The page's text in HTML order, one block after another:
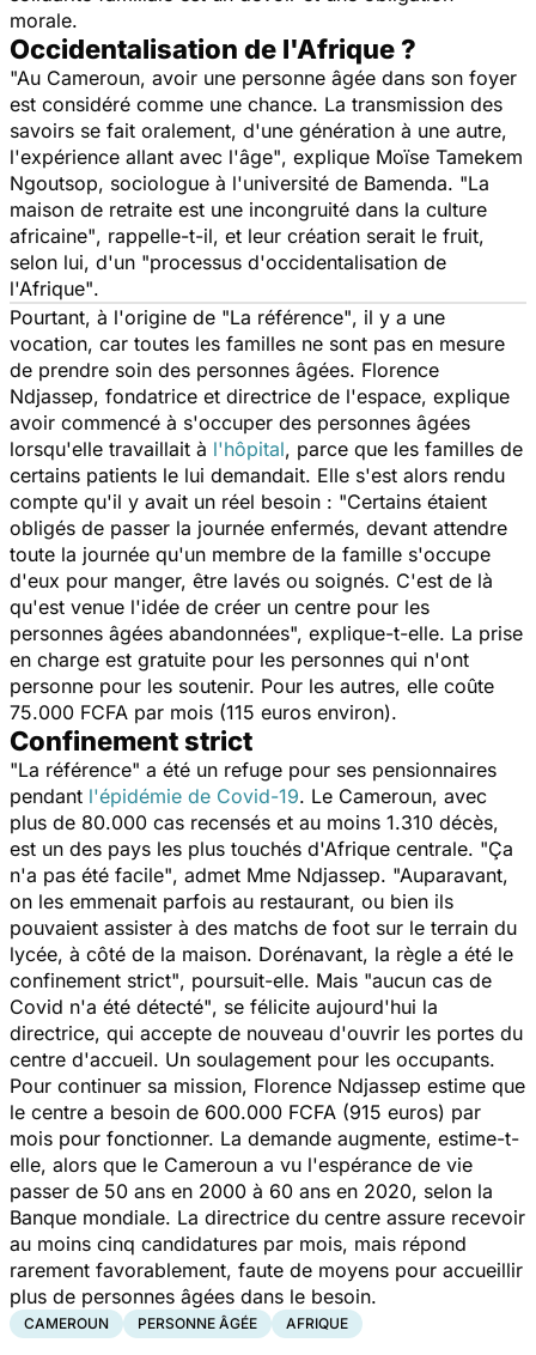
morale.
Occidentalisation de l'Afrique ?
"Au Cameroun, avoir une personne âgée dans son foyer
est considéré comme une chance. La transmission des
savoirs se fait oralement, d'une génération à une autre,
l'expérience allant avec l'âge", explique Moïse Tamekem
Ngoutsop, sociologue à l'université de Bamenda. "La
maison de retraite est une incongruité dans la culture
africaine", rappelle-t-il, et leur création serait le fruit,
selon lui, d'un "processus d'occidentalisation de
l'Afrique".
Pourtant, à l'origine de "La référence", il y a une
vocation, car toutes les familles ne sont pas en mesure
de prendre soin des personnes âgées. Florence
Ndjassep, fondatrice et directrice de l'espace, explique
avoir commencé à s'occuper des personnes âgées
lorsqu'elle travaillait à l'hôpital, parce que les familles de
certains patients le lui demandait. Elle s'est alors rendu
compte qu'il y avait un réel besoin : "Certains étaient
obligés de passer la journée enfermés, devant attendre
toute la journée qu'un membre de la famille s'occupe
d'eux pour manger, être lavés ou soignés. C'est de là
qu'est venue l'idée de créer un centre pour les
personnes âgées abandonnées", explique-t-elle. La prise
en charge est gratuite pour les personnes qui n'ont
personne pour les soutenir. Pour les autres, elle coûte
75.000 FCFA par mois (115 euros environ).
Confinement strict
"La référence" a été un refuge pour ses pensionnaires
pendant l'épidémie de Covid-19. Le Cameroun, avec
plus de 80.000 cas recensés et au moins 1.310 décès,
est un des pays les plus touchés d'Afrique centrale. "Ça
n'a pas été facile", admet Mme Ndjassep. "Auparavant,
on les emmenait parfois au restaurant, ou bien ils
pouvaient assister à des matchs de foot sur le terrain du
lycée, à côté de la maison. Dorénavant, la règle a été le
confinement strict", poursuit-elle. Mais "aucun cas de
Covid n'a été détecté", se félicite aujourd'hui la
directrice, qui accepte de nouveau d'ouvrir les portes du
centre d'accueil. Un soulagement pour les occupants.
Pour continuer sa mission, Florence Ndjassep estime que
le centre a besoin de 600.000 FCFA (915 euros) par
mois pour fonctionner. La demande augmente, estime-t-
elle, alors que le Cameroun a vu l'espérance de vie
passer de 50 ans en 2000 à 60 ans en 2020, selon la
Banque mondiale. La directrice du centre assure recevoir
au moins cinq candidatures par mois, mais répond
rarement favorablement, faute de moyens pour accueillir
plus de personnes âgées dans le besoin.
CAMEROUN PERSONNE ÂGÉE AFRIQUE